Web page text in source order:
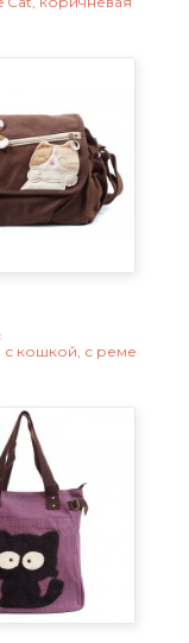
с кошкой, с ремешком